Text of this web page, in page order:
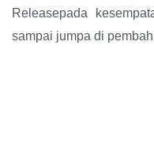
Releasepada
sampai jumpa di